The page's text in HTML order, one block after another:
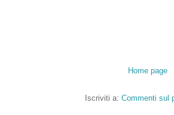
Home page
Iscriviti a: Commenti sul